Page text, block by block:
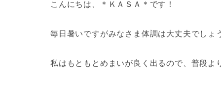
こんにちは、＊ＫＡＳＡ＊です！
毎日暑いですがみなさま体調は大丈夫でしょ
私はもともとめまいが良く出るので、普段